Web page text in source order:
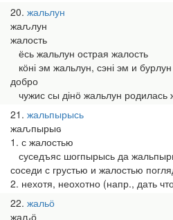
20 жальлун
жаԉлун
жалость
ёсь жальлун острая жалость
кӧні эм жальлун, сэні эм и
добро
чужис сы дінӧ жальлун родилась
21 жальпырысь
жаԉпырыԍ
1. с жалостью
суседъяс шогпырысь да
соседи с грустью и жалостью
2. нехотя, неохотно (напр., дать
22 жальӧ
жаԉӧ